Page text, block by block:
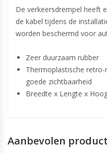
De verkeersdrempel heeft
de kabel tijdens de
worden beschermd voor
Zeer duurzaam rubber
Thermoplastische
goede zichtbaarheid
Breedte x Lengte x
Aanbevolen